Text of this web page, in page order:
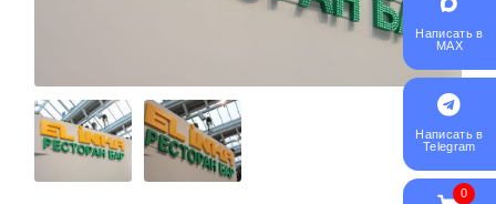
Написать в
MAX
Написать в
Telegram
0